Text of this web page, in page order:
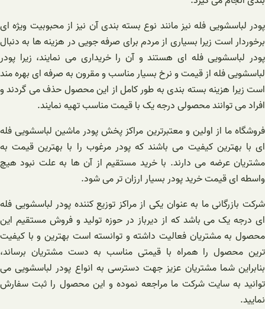
پودر لباسشویی فله نیز مانند نوع بسته بندی آن نیز از محبوبیت ویژه ای
برخوردار است زیرا بسیاری از مردم برای صرفه جویی در هزینه ها به دنبال
پودر لباسشویی فله ای هستند و آن را خریداری می نمایند، زیرا پودر
لباسشویی فله از قیمت و نرخ بسیار مناسب و مقرون به صرفه ای بهره مند
است زیرا هزینه بسته بندی به طور کامل از این محصول حذف می گردند و
افراد می توانند محصولی درجه یک با قیمت مناسب تهیه نمایند.
فروشگاه ما از اولین و معتبرترین مراکز پخش پودر ماشین لباسشویی فله
ای با بهترین کیفیت می باشند که پودر مرغوب را با بهترین قیمت به
مشتریان عرضه می دارند. با خرید مستقیم از آن ها به علت نبود هیچ
واسطه ای قیمت خرید پودر بسیار ارزان تر می شود.
شرکت بازرگانی ما به عنوان یکی از مراکز توزیع کننده پودر لباسشویی فله
ای درجه یک می باشد که از دیرباز در حوزه تولید و فروش مستقیم این
محصول به مشتریان فعالیت داشته و توانسته است بهترین و با کیفیت
ترین محصول را همراه با قیمتی مناسب به دست مشتریان برساند،
بنابراین شما مشتریان عزیز جهت دسترسی به انواع پودر لباسشویی می
توانید به سایت شرکت ما مراجعه نموده و این محصول را ثبت سفارش
نمایید.